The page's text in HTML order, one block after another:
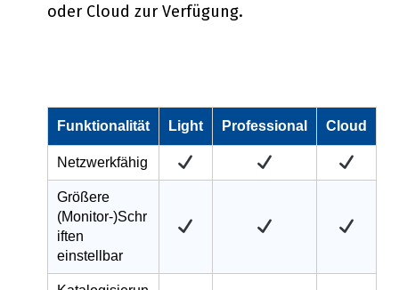
oder Cloud zur Verfügung.
Funktionalität Light Professional Cloud
Netzwerkfähig
Größere
(Monitor-)Schr
iften
einstellbar